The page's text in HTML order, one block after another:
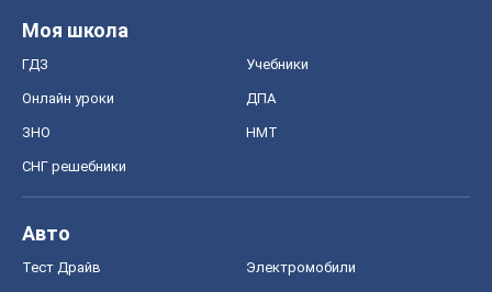
Моя школа
ГДЗ Учебники
Онлайн уроки ДПА
ЗНО НМТ
СНГ решебники
Авто
Тест Драйв Электромобили